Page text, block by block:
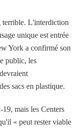
terrible. L'interdiction
unique est entrée
York a confirmé son
public, les
sacs en plastique.
mais les Centers
« peut rester viable